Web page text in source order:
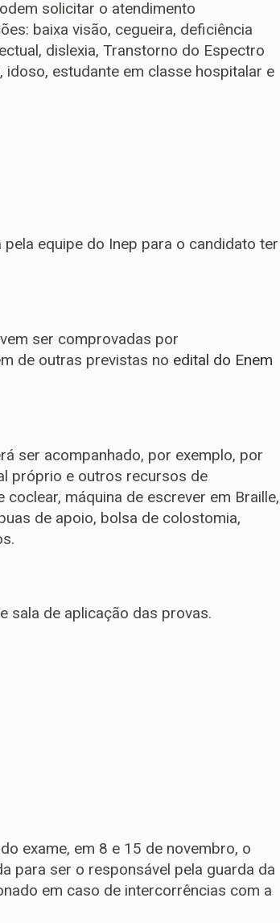
solicitar o atendimento
baixa visão, cegueira, deficiência
dislexia, Transtorno do Espectro
idoso, estudante em classe hospitalar e
equipe do Inep para o candidato ter
ser comprovadas por
de outras previstas no edital do Enem
ser acompanhado, por exemplo, por
próprio e outros recursos de
máquina de escrever em Braille,
de apoio, bolsa de colostomia,
sala de aplicação das provas.
exame, em 8 e 15 de novembro, o
para ser o responsável pela guarda da
em caso de intercorrências com a